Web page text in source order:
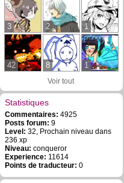
3 2 1
42 8 1
Voir tout
Statistiques
Commentaires: 4925
Posts forum: 9
Level: 32, Prochain niveau dans
236 xp
Niveau: conqueror
Experience: 11614
Points de traducteur: 0